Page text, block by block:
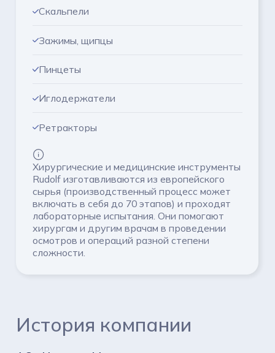
Скальпели
Зажимы, щипцы
Пинцеты
Иглодержатели
Ретракторы
Кусачки
Остеотомы, кюретки
Инструменты для малоинвазивной
хирургии
цистоскопия
Хирургические и медицинские инструменты
Rudolf изготавливаются из европейского
сырья (производственный процесс может
включать в себя до 70 этапов) и проходят
лабораторные испытания. Они помогают
хирургам и другим врачам в проведении
осмотров и операций разной степени
сложности.
История компании